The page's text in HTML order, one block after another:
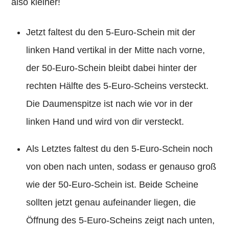
also kleiner!
Jetzt faltest du den 5-Euro-Schein mit der
linken Hand vertikal in der Mitte nach vorne,
der 50-Euro-Schein bleibt dabei hinter der
rechten Hälfte des 5-Euro-Scheins versteckt.
Die Daumenspitze ist nach wie vor in der
linken Hand und wird von dir versteckt.
Als Letztes faltest du den 5-Euro-Schein noch
von oben nach unten, sodass er genauso groß
wie der 50-Euro-Schein ist. Beide Scheine
sollten jetzt genau aufeinander liegen, die
Öffnung des 5-Euro-Scheins zeigt nach unten,